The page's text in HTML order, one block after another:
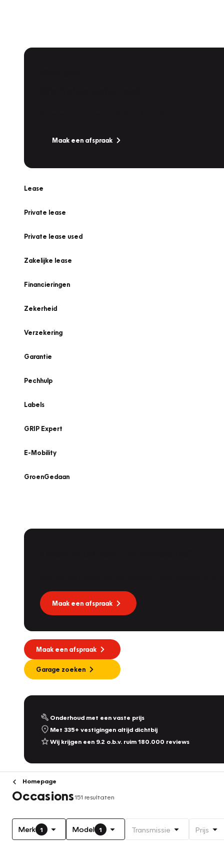
Maak een afspraak
Lease
Private lease
Private lease used
Zakelijke lease
Financieringen
Zekerheid
Verzekering
Garantie
Pechhulp
Labels
GRIP Expert
E-Mobility
GroenGedaan
Maak een afspraak
Maak een afspraak
Garage zoeken
Onderhoud met een vaste prijs
Met 335+ vestigingen altijd dichtbij
Wij krijgen een 9.2 o.b.v. ruim 180.000 reviews
Homepage
Occasions151 resultaten
Merk 1 Model 1 Transmissie Prijs